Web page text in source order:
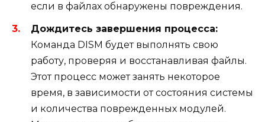
если в файлах обнаружены повреждения.
Дождитесь завершения процесса:
Команда DISM будет выполнять свою
работу, проверяя и восстанавливая файлы.
Этот процесс может занять некоторое
время, в зависимости от состояния системы
и количества поврежденных модулей.